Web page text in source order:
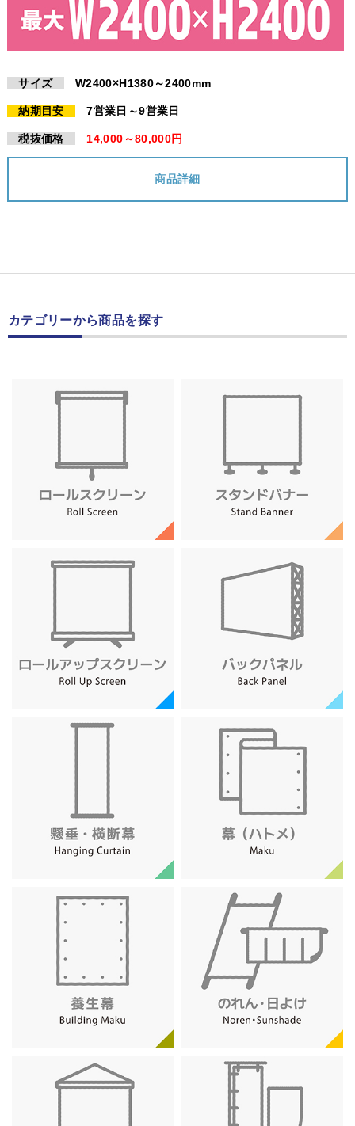
サイズ W2400×H1380～2400mm
納期目安 7営業日～9営業日
税抜価格 14,000～80,000円
商品詳細
カテゴリーから商品を探す